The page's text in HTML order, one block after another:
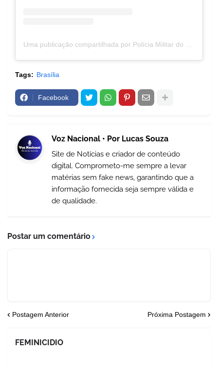
Uma publicação compartilhada por Polícia Militar do DF • Perfil Oficial (@pmdfoficial)
Tags: Brasília
Facebook
Voz Nacional • Por Lucas Souza
Site de Notícias e criador de conteúdo
digital. Comprometo-me sempre a levar
matérias sem fake news, garantindo que a
informação fornecida seja sempre válida e
de qualidade.
Postar um comentário
Postagem Anterior Próxima Postagem
FEMINICIDIO